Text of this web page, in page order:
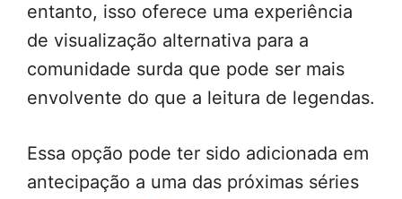
entanto, isso oferece uma experiência
de visualização alternativa para a
comunidade surda que pode ser mais
envolvente do que a leitura de legendas.
Essa opção pode ter sido adicionada em
antecipação a uma das próximas séries